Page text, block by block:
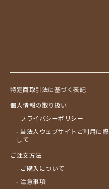
特定商取引法に基づく表記
個人情報の取り扱い
- プライバシーポリシー
- 当法人ウェブサイトご利用に際
して
ご注文方法
- ご購入について
- 注意事項